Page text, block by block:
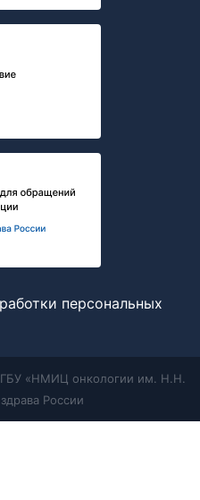
персональных
«НМИЦ онкологии им. Н.Н.
России